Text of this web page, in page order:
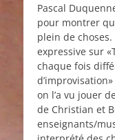
Pascal
pour montrer
plein de choses.
expressive sur
chaque fois
on l’a vu jouer
de Christian et
enseignants/